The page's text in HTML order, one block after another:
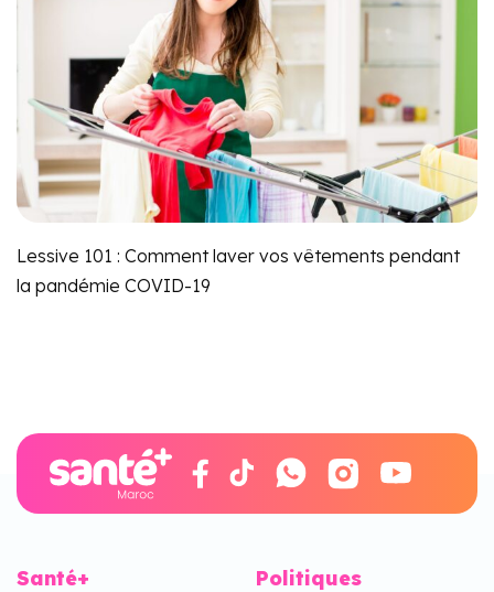
Lessive 101 : Comment laver vos vêtements pendant
la pandémie COVID-19
Santé+ Politiques